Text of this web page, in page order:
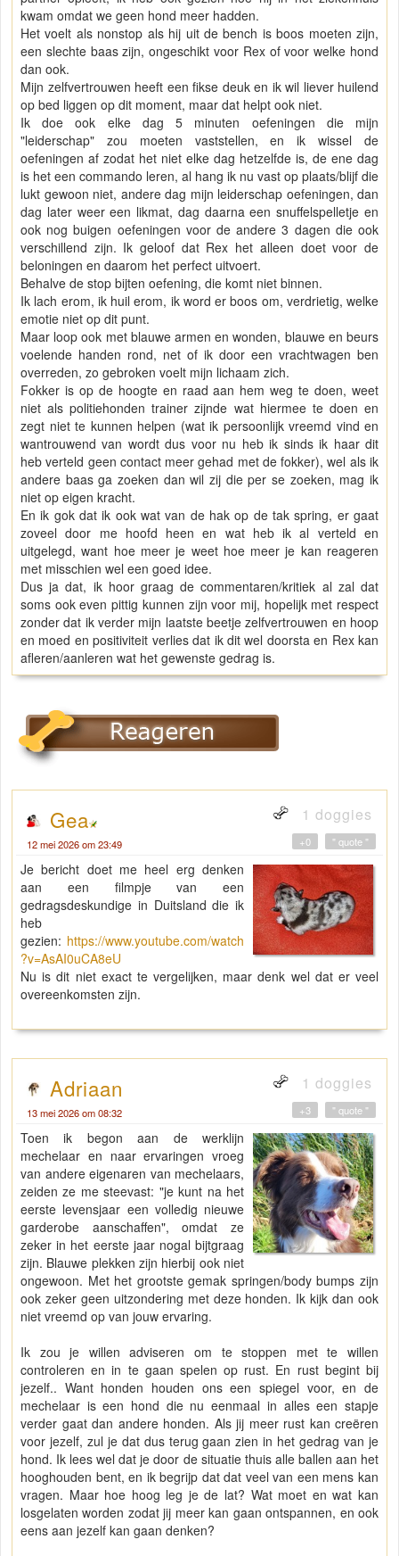
kwam omdat we geen hond meer hadden.
Het voelt als nonstop als hij uit de bench is boos moeten zijn,
een slechte baas zijn, ongeschikt voor Rex of voor welke hond
dan ook.
Mijn zelfvertrouwen heeft een fikse deuk en ik wil liever huilend
op bed liggen op dit moment, maar dat helpt ook niet.
Ik doe ook elke dag 5 minuten oefeningen die mijn
"leiderschap" zou moeten vaststellen, en ik wissel de
oefeningen af zodat het niet elke dag hetzelfde is, de ene dag
is het een commando leren, al hang ik nu vast op plaats/blijf die
lukt gewoon niet, andere dag mijn leiderschap oefeningen, dan
dag later weer een likmat, dag daarna een snuffelspelletje en
ook nog buigen oefeningen voor de andere 3 dagen die ook
verschillend zijn. Ik geloof dat Rex het alleen doet voor de
beloningen en daarom het perfect uitvoert.
Behalve de stop bijten oefening, die komt niet binnen.
Ik lach erom, ik huil erom, ik word er boos om, verdrietig, welke
emotie niet op dit punt.
Maar loop ook met blauwe armen en wonden, blauwe en beurs
voelende handen rond, net of ik door een vrachtwagen ben
overreden, zo gebroken voelt mijn lichaam zich.
Fokker is op de hoogte en raad aan hem weg te doen, weet
niet als politiehonden trainer zijnde wat hiermee te doen en
zegt niet te kunnen helpen (wat ik persoonlijk vreemd vind en
wantrouwend van wordt dus voor nu heb ik sinds ik haar dit
heb verteld geen contact meer gehad met de fokker), wel als ik
andere baas ga zoeken dan wil zij die per se zoeken, mag ik
niet op eigen kracht.
En ik gok dat ik ook wat van de hak op de tak spring, er gaat
zoveel door me hoofd heen en wat heb ik al verteld en
uitgelegd, want hoe meer je weet hoe meer je kan reageren
met misschien wel een goed idee.
Dus ja dat, ik hoor graag de commentaren/kritiek al zal dat
soms ook even pittig kunnen zijn voor mij, hopelijk met respect
zonder dat ik verder mijn laatste beetje zelfvertrouwen en hoop
en moed en positiviteit verlies dat ik dit wel doorsta en Rex kan
afleren/aanleren wat het gewenste gedrag is.
Gea 1 doggies
12 mei 2026 om 23:49 " quote "
+0
Je bericht doet me heel erg denken
aan een filmpje van een
gedragsdeskundige in Duitsland die ik
heb
gezien: https://www.youtube.com/watch
?v=AsAI0uCA8eU
Nu is dit niet exact te vergelijken, maar denk wel dat er veel
overeenkomsten zijn.
Adriaan 1 doggies
13 mei 2026 om 08:32 " quote "
+3
Toen ik begon aan de werklijn
mechelaar en naar ervaringen vroeg
van andere eigenaren van mechelaars,
zeiden ze me steevast: "je kunt na het
eerste levensjaar een volledig nieuwe
garderobe aanschaffen", omdat ze
zeker in het eerste jaar nogal bijtgraag
zijn. Blauwe plekken zijn hierbij ook niet
ongewoon. Met het grootste gemak springen/body bumps zijn
ook zeker geen uitzondering met deze honden. Ik kijk dan ook
niet vreemd op van jouw ervaring.
Ik zou je willen adviseren om te stoppen met te willen
controleren en in te gaan spelen op rust. En rust begint bij
jezelf.. Want honden houden ons een spiegel voor, en de
mechelaar is een hond die nu eenmaal in alles een stapje
verder gaat dan andere honden. Als jij meer rust kan creëren
voor jezelf, zul je dat dus terug gaan zien in het gedrag van je
hond. Ik lees wel dat je door de situatie thuis alle ballen aan het
hooghouden bent, en ik begrijp dat dat veel van een mens kan
vragen. Maar hoe hoog leg je de lat? Wat moet en wat kan
losgelaten worden zodat jij meer kan gaan ontspannen, en ook
eens aan jezelf kan gaan denken?